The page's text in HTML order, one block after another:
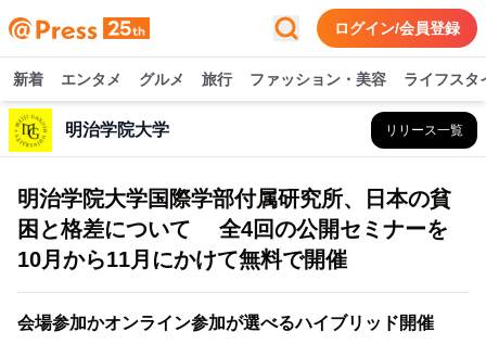
ログイン/会員登録
新着 エンタメ グルメ 旅行 ファッション・美容 ライフスタ
明治学院大学 リリース一覧
明治学院大学国際学部付属研究所、日本の貧
困と格差について 全4回の公開セミナーを
10月から11月にかけて無料で開催
会場参加かオンライン参加が選べるハイブリッド開催